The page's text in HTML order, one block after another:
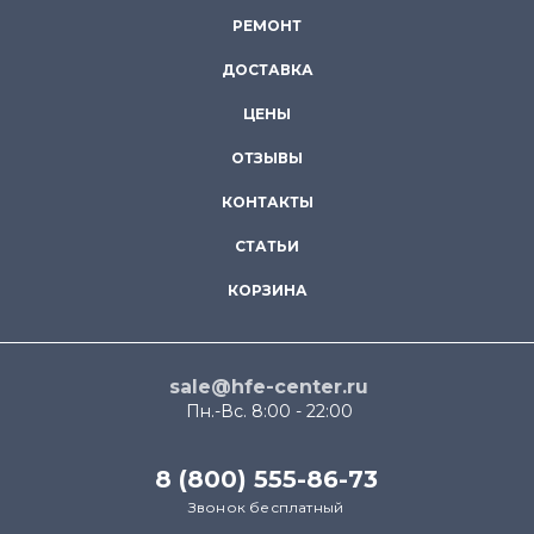
РЕМОНТ
ДОСТАВКА
ЦЕНЫ
ОТЗЫВЫ
КОНТАКТЫ
СТАТЬИ
КОРЗИНА
sale@hfe-center.ru
Пн.-Вс. 8:00 - 22:00
8 (800) 555-86-73
Звонок бесплатный